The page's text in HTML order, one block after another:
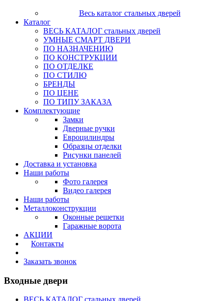
Весь каталог стальных дверей
Каталог
ВЕСЬ КАТАЛОГ стальных дверей
УМНЫЕ СМАРТ ДВЕРИ
ПО НАЗНАЧЕНИЮ
ПО КОНСТРУКЦИИ
ПО ОТДЕЛКЕ
ПО СТИЛЮ
БРЕНДЫ
ПО ЦЕНЕ
ПО ТИПУ ЗАКАЗА
Комплектующие
Замки
Дверные ручки
Евроцилиндры
Образцы отделки
Рисунки панелей
Доставка и установка
Наши работы
Фото галерея
Видео галерея
Наши работы
Металлоконструкции
Оконные решетки
Гаражные ворота
АКЦИИ
Контакты
Заказать звонок
Входные двери